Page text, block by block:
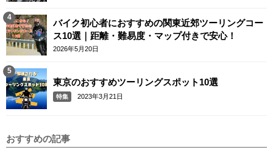
バイク初心者におすすめの関東近郊ツーリングコー
ス10選｜距離・難易度・マップ付きで安心！
2026年5月20日
東京のおすすめツーリングスポット10選
特集 2023年3月21日
おすすめの記事